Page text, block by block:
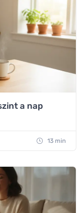
a nap
13 min